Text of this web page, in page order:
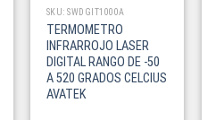
SKU: SWDGIT1000A
TERMOMETRO
INFRARROJO LASER
DIGITAL RANGO DE -50
A 520 GRADOS CELCIUS
AVATEK